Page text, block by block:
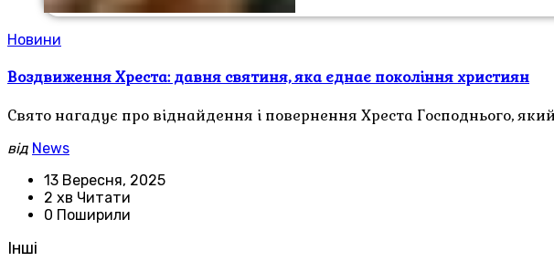
Новини
Воздвиження Хреста: давня святиня, яка єднає покоління християн
Свято нагадує про віднайдення і повернення Хреста Господнього,
від News
13 Вересня, 2025
2 хв Читати
0 Поширили
Інші